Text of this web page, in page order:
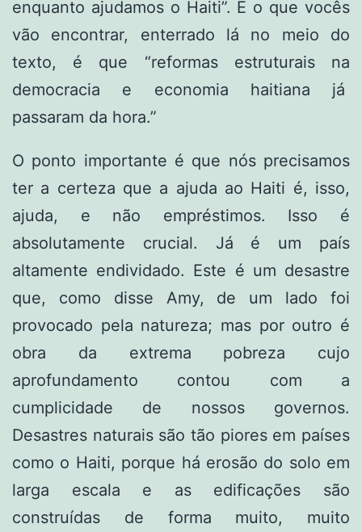
enquanto ajudamos o Haiti”. E o que vocês
vão encontrar, enterrado lá no meio do
texto, é que “reformas estruturais na
democracia e economia haitiana já
passaram da hora.”
O ponto importante é que nós precisamos
ter a certeza que a ajuda ao Haiti é, isso,
ajuda, e não empréstimos. Isso é
absolutamente crucial. Já é um país
altamente endividado. Este é um desastre
que, como disse Amy, de um lado foi
provocado pela natureza; mas por outro é
obra da extrema pobreza cujo
aprofundamento contou com a
cumplicidade de nossos governos.
Desastres naturais são tão piores em países
como o Haiti, porque há erosão do solo em
larga escala e as edificações são
construídas de forma muito, muito